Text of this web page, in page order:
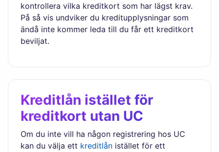
kontrollera vilka kreditkort som har lägst krav.
På så vis undviker du kreditupplysningar som
ändå inte kommer leda till du får ett kreditkort
beviljat.
Kreditlån istället för
kreditkort utan UC
Om du inte vill ha någon registrering hos UC
kan du välja ett kreditlån istället för ett